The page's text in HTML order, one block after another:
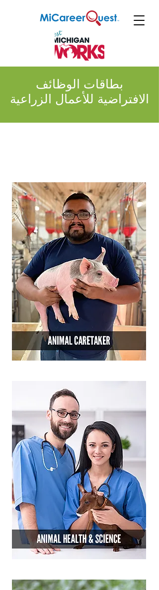
بطاقات الوظائف
الافتراضية للأعمال الزراعية
أنا فقرة. انقر هنا لإضافة النص الخاص بك
وتحريري. من السهل. فقط انقر فوق "تحرير
النص" أو انقر نقرًا مزدوجًا فوقي.